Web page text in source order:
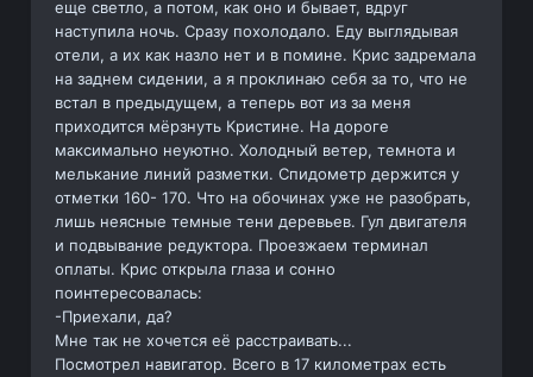
еще светло, а потом, как оно и бывает, вдруг
наступила ночь. Сразу похолодало. Еду выглядывая
отели, а их как назло нет и в помине. Крис задремала
на заднем сидении, а я проклинаю себя за то, что не
встал в предыдущем, а теперь вот из за меня
приходится мёрзнуть Кристине. На дороге
максимально неуютно. Холодный ветер, темнота и
мелькание линий разметки. Спидометр держится у
отметки 160- 170. Что на обочинах уже не разобрать,
лишь неясные темные тени деревьев. Гул двигателя
и подвывание редуктора. Проезжаем терминал
оплаты. Крис открыла глаза и сонно
поинтересовалась:
-Приехали, да?
Мне так не хочется её расстраивать...
Посмотрел навигатор. Всего в 17 километрах есть